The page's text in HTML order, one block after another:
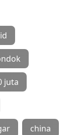
juta
china